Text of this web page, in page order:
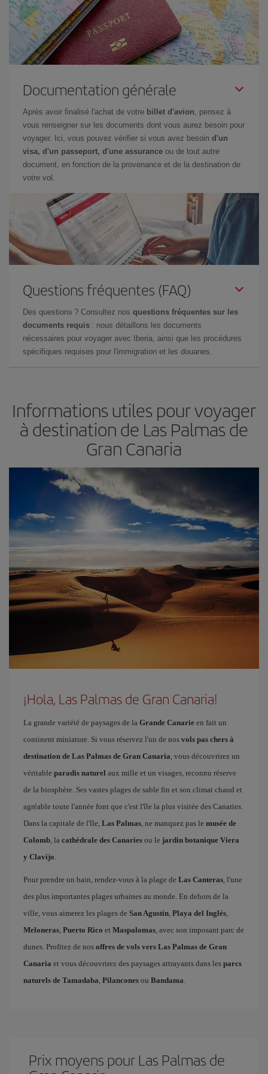
Documentation générale
Après avoir finalisé l'achat de votre billet d'avion, pensez à
vous renseigner sur les documents dont vous aurez besoin pour
voyager. Ici, vous pouvez vérifier si vous avez besoin d'un
visa, d'un passeport, d'une assurance ou de tout autre
document, en fonction de la provenance et de la destination de
votre vol.
Questions fréquentes (FAQ)
Des questions ? Consultez nos questions fréquentes sur les
documents requis : nous détaillons les documents
nécessaires pour voyager avec Iberia, ainsi que les procédures
spécifiques requises pour l'immigration et les douanes.
Informations utiles pour voyager
à destination de Las Palmas de
Gran Canaria
¡Hola, Las Palmas de Gran Canaria!
La grande variété de paysages de la Grande Canarie en fait un
continent miniature. Si vous réservez l'un de nos vols pas chers à
destination de Las Palmas de Gran Canaria, vous découvrirez un
véritable paradis naturel aux mille et un visages, reconnu réserve
de la biosphère. Ses vastes plages de sable fin et son climat chaud et
agréable toute l'année font que c'est l'île la plus visitée des Canaries.
Dans la capitale de l'île, Las Palmas, ne manquez pas le musée de
Colomb, la cathédrale des Canaries ou le jardin botanique Viera
y Clavijo.
Pour prendre un bain, rendez-vous à la plage de Las Canteras, l'une
des plus importantes plages urbaines au monde. En dehors de la
ville, vous aimerez les plages de San Agustín, Playa del Inglés,
Meloneras, Puerto Rico et Maspalomas, avec son imposant parc de
dunes. Profitez de nos offres de vols vers Las Palmas de Gran
Canaria et vous découvrirez des paysages attrayants dans les parcs
naturels de Tamadaba, Pilancones ou Bandama.
Prix ​​moyens pour Las Palmas de